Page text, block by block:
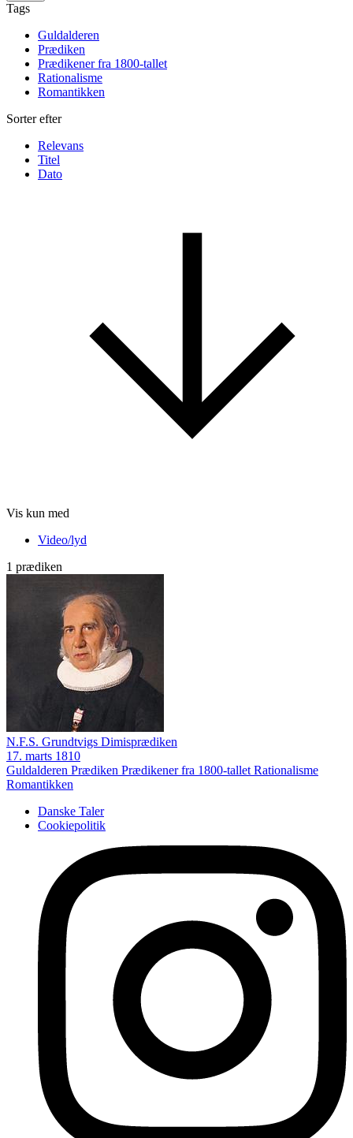
Tags
Guldalderen
Prædiken
Prædikener fra 1800-tallet
Rationalisme
Romantikken
Sorter efter
Relevans
Titel
Dato
Vis kun med
Video/lyd
1 prædiken
N.F.S. Grundtvigs Dimisprædiken
17. marts 1810
Guldalderen Prædiken Prædikener fra 1800-tallet Rationalisme
Romantikken
Danske Taler
Cookiepolitik